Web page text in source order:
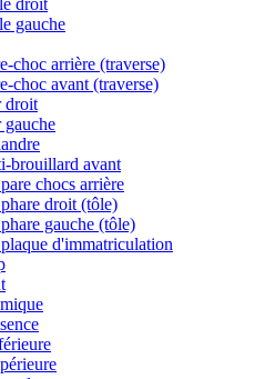
droit
gauche
choc arrière (traverse)
choc avant (traverse)
droit
gauche
brouillard avant
chocs arrière
droit (tôle)
gauche (tôle)
d'immatriculation